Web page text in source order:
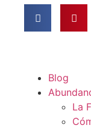
Blog
La